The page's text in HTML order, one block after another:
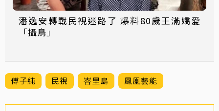
潘逸安轉戰民視迷路了 爆料80歲王滿嬌愛
「攝鳥」
傅子純 民視 峇里島 鳳凰藝能